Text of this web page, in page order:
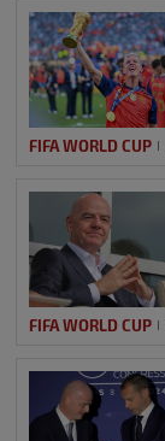
FIFA WORLD CUP
FIFA WORLD CUP